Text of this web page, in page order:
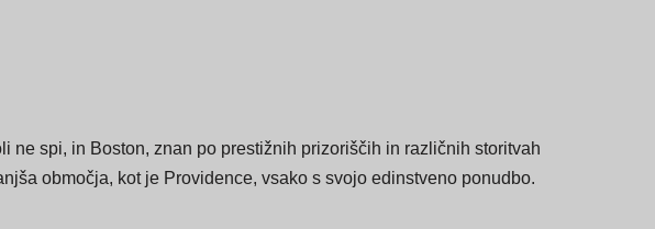
poglobljen vpogled v prizorišča za zabavo za odrasle, vključno s